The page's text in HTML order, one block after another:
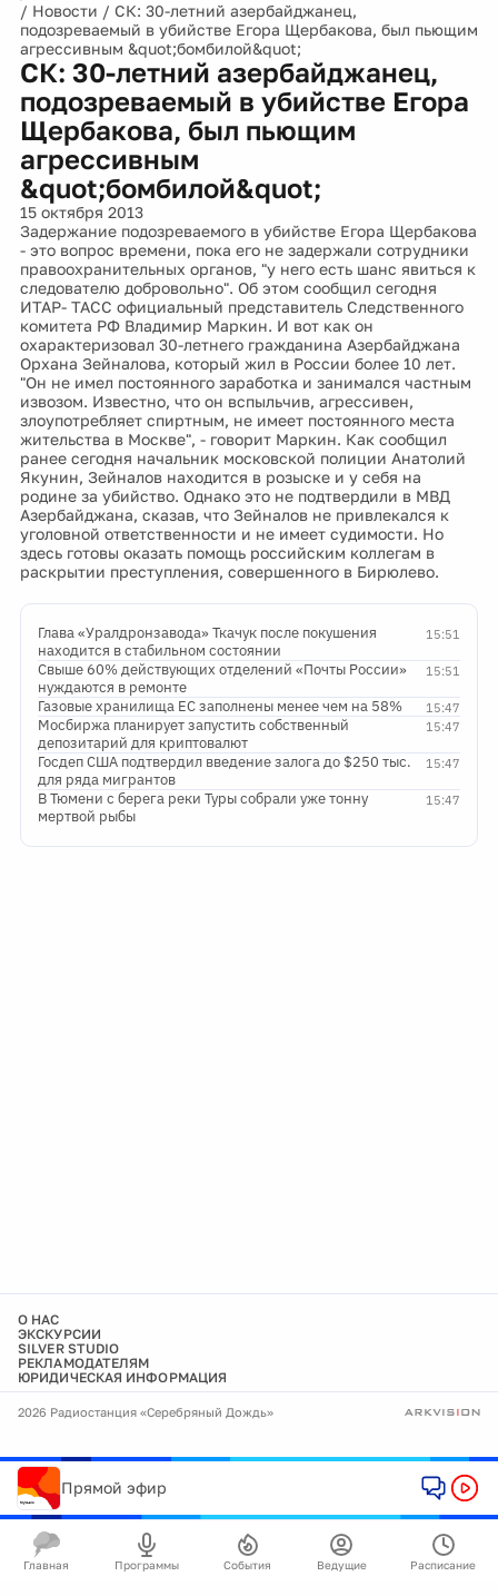
/ Новости / СК: 30-летний азербайджанец,
подозреваемый в убийстве Егора Щербакова, был пьющим
агрессивным &quot;бомбилой&quot;
СК: 30-летний азербайджанец,
подозреваемый в убийстве Егора
Щербакова, был пьющим
агрессивным
&quot;бомбилой&quot;
15 октября 2013
Задержание подозреваемого в убийстве Егора Щербакова
- это вопрос времени, пока его не задержали сотрудники
правоохранительных органов, "у него есть шанс явиться к
следователю добровольно". Об этом сообщил сегодня
ИТАР- ТАСС официальный представитель Следственного
комитета РФ Владимир Маркин. И вот как он
охарактеризовал 30-летнего гражданина Азербайджана
Орхана Зейналова, который жил в России более 10 лет.
"Он не имел постоянного заработка и занимался частным
извозом. Известно, что он вспыльчив, агрессивен,
злоупотребляет спиртным, не имеет постоянного места
жительства в Москве", - говорит Маркин. Как сообщил
ранее сегодня начальник московской полиции Анатолий
Якунин, Зейналов находится в розыске и у себя на
родине за убийство. Однако это не подтвердили в МВД
Азербайджана, сказав, что Зейналов не привлекался к
уголовной ответственности и не имеет судимости. Но
здесь готовы оказать помощь российским коллегам в
раскрытии преступления, совершенного в Бирюлево.
15:51
Глава «Уралдронзавода» Ткачук после покушения
находится в стабильном состоянии
15:51
Свыше 60% действующих отделений «Почты России»
нуждаются в ремонте
15:47
Газовые хранилища ЕС заполнены менее чем на 58%
15:47
Мосбиржа планирует запустить собственный
депозитарий для криптовалют
15:47
Госдеп США подтвердил введение залога до $250 тыс.
для ряда мигрантов
15:47
В Тюмени с берега реки Туры собрали уже тонну
мертвой рыбы
О НАС
ЭКСКУРСИИ
SILVER STUDIO
РЕКЛАМОДАТЕЛЯМ
ЮРИДИЧЕСКАЯ ИНФОРМАЦИЯ
2026 Радиостанция «Серебряный Дождь»
Прямой эфир
Главная Программы События Ведущие Расписание